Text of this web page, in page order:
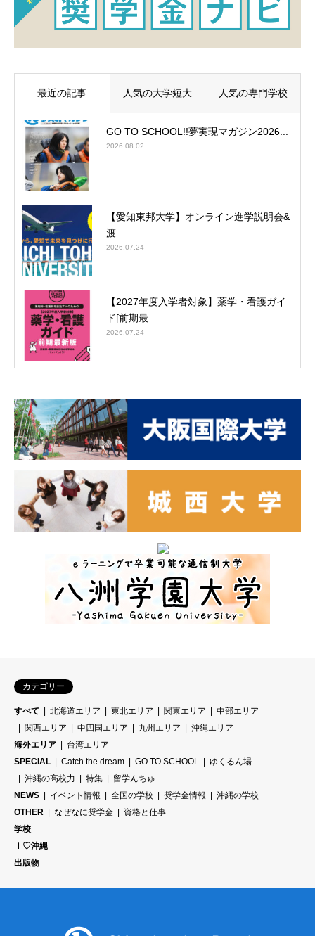
最近の記事 人気の大学短大 人気の専門学校
GO TO SCHOOL!!夢実現マガジン2026...
2026.08.02
【愛知東邦大学】オンライン進学説明会&
渡...
2026.07.24
【2027年度入学者対象】薬学・看護ガイ
ド[前期最...
2026.07.24
カテゴリー
すべて 北海道エリア 東北エリア 関東エリア
中部エリア
関西エリア
中四国エリア 九州エリア
沖縄エリア
海外エリア
台湾エリア
SPECIAL
Catch the dream GO TO SCHOOL
ゆくるん場
沖縄の高校力
特集
留学んちゅ
NEWS
イベント情報 全国の学校 奨学金情報
沖縄の学校
OTHER
なぜなに奨学金
資格と仕事
学校
Ｉ♡沖縄
出版物